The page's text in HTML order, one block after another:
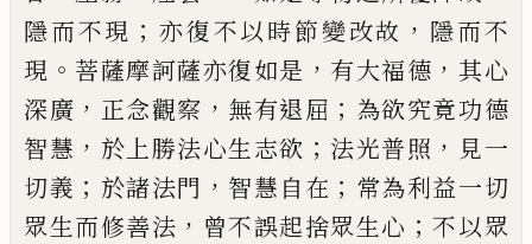
隱而不現 ； 亦復不以時節變改故 ， 隱而不
現 。 菩薩摩訶薩亦復如是 ， 有大福德 ， 其心
深廣 ， 正念觀察 ， 無有退屈 ； 為欲究竟功德
智慧 ， 於上勝法心生志欲 ； 法光普照 ， 見一
切義 ； 於諸法門 ， 智慧自在 ； 常為利益一切
眾生而修善法 ， 曾不誤起捨眾生心 ； 不以眾